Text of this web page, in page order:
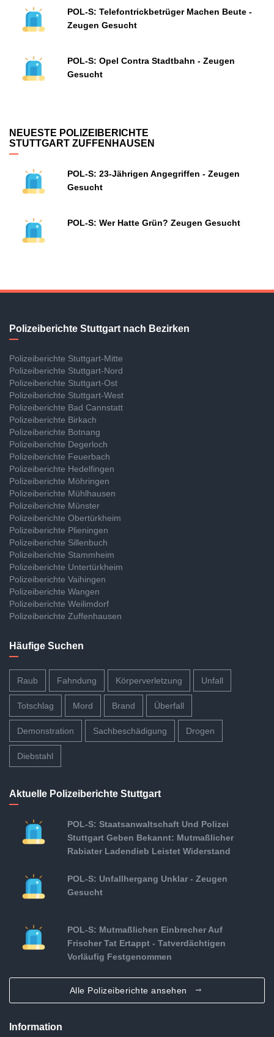
POL-S: Telefontrickbetrüger Machen Beute -
Zeugen Gesucht
POL-S: Opel Contra Stadtbahn - Zeugen
Gesucht
NEUESTE POLIZEIBERICHTE
STUTTGART ZUFFENHAUSEN
POL-S: 23-Jährigen Angegriffen - Zeugen
Gesucht
POL-S: Wer Hatte Grün? Zeugen Gesucht
Polizeiberichte Stuttgart nach Bezirken
Polizeiberichte Stuttgart-Mitte
Polizeiberichte Stuttgart-Nord
Polizeiberichte Stuttgart-Ost
Polizeiberichte Stuttgart-West
Polizeiberichte Bad Cannstatt
Polizeiberichte Birkach
Polizeiberichte Botnang
Polizeiberichte Degerloch
Polizeiberichte Feuerbach
Polizeiberichte Hedelfingen
Polizeiberichte Möhringen
Polizeiberichte Mühlhausen
Polizeiberichte Münster
Polizeiberichte Obertürkheim
Polizeiberichte Plieningen
Polizeiberichte Sillenbuch
Polizeiberichte Stammheim
Polizeiberichte Untertürkheim
Polizeiberichte Vaihingen
Polizeiberichte Wangen
Polizeiberichte Weilimdorf
Polizeiberichte Zuffenhausen
Häufige Suchen
Raub Fahndung Körperverletzung Unfall
Totschlag Mord Brand Überfall
Demonstration Sachbeschädigung Drogen
Diebstahl
Aktuelle Polizeiberichte Stuttgart
POL-S: Staatsanwaltschaft Und Polizei
Stuttgart Geben Bekannt: Mutmaßlicher
Rabiater Ladendieb Leistet Widerstand
POL-S: Unfallhergang Unklar - Zeugen
Gesucht
POL-S: Mutmaßlichen Einbrecher Auf
Frischer Tat Ertappt - Tatverdächtigen
Vorläufig Festgenommen
Alle Polizeiberichte ansehen
Information